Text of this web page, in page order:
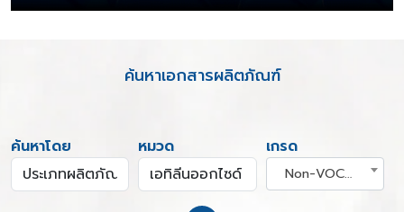
ค้นหาเอกสารผลิตภัณฑ์
ค้นหาโดย หมวด เกรด
Non-VOC and Green Solvant